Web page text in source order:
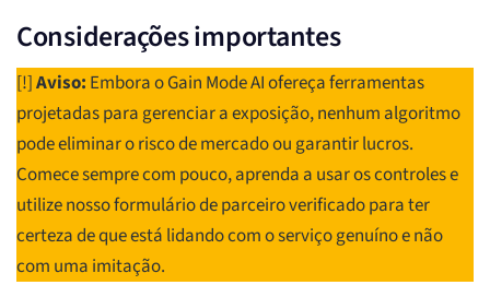
Considerações importantes
[!]Aviso: Embora o Gain Mode AI ofereça ferramentas
projetadas para gerenciar a exposição, nenhum algoritmo
pode eliminar o risco de mercado ou garantir lucros.
Comece sempre com pouco, aprenda a usar os controles e
utilize nosso formulário de parceiro verificado para ter
certeza de que está lidando com o serviço genuíno e não
com uma imitação.